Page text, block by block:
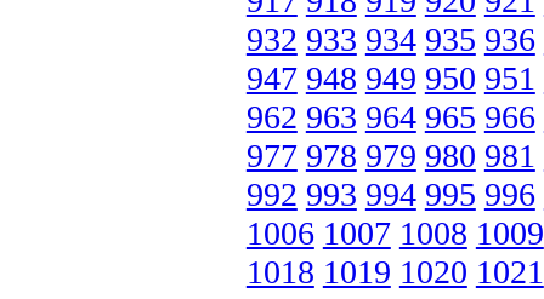
932 933 934 935 936
947 948 949 950 951
962 963 964 965 966
977 978 979 980 981
992 993 994 995 996
1006 1007 1008 1009
1018 1019 1020 1021